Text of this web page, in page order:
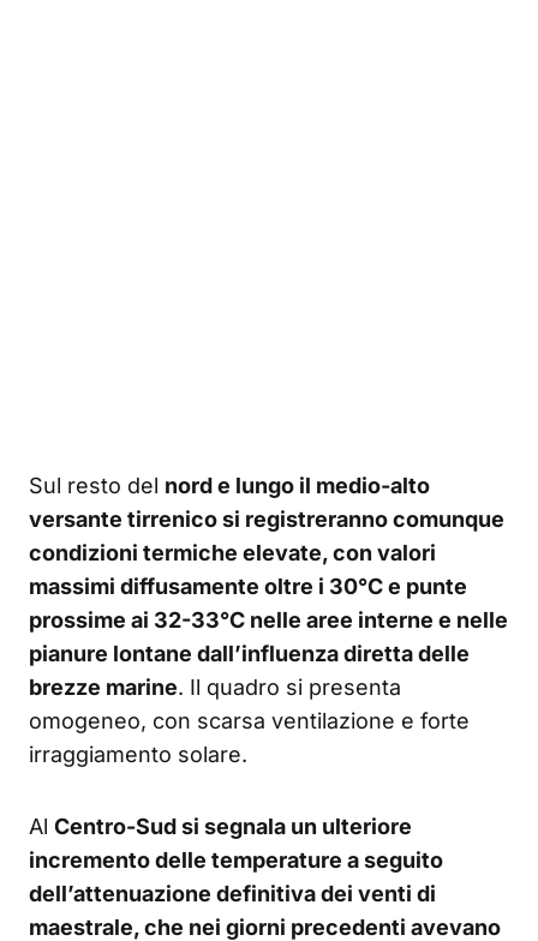
Sul resto del nord e lungo il medio-alto
versante tirrenico si registreranno comunque
condizioni termiche elevate, con valori
massimi diffusamente oltre i 30°C e punte
prossime ai 32-33°C nelle aree interne e nelle
pianure lontane dall’influenza diretta delle
brezze marine. Il quadro si presenta
omogeneo, con scarsa ventilazione e forte
irraggiamento solare.
Al Centro-Sud si segnala un ulteriore
incremento delle temperature a seguito
dell’attenuazione definitiva dei venti di
maestrale, che nei giorni precedenti avevano